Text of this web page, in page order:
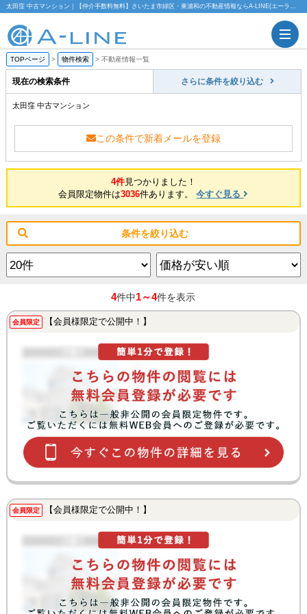
太田窪 中古マンション｜【仲介手数料無料】さいたま市緑区・東浦和の不動産情報ならA-LINE(エーライン)
TOPページ > 物件検索 > 不動産情報一覧
現在の検索条件 さらに条件を絞り込む
太田窪 中古マンション
この条件で新着メールを登録
4件見つかりました！
会員限定物件は3036件あります。今すぐ見る
条件を絞り込む
4件中1～4件を表示
会員限定 【会員様限定で公開中！】
会員限定 【会員様限定で公開中！】